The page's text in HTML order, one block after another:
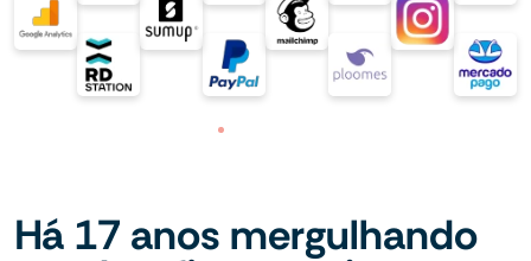
Há 17 anos mergulhando